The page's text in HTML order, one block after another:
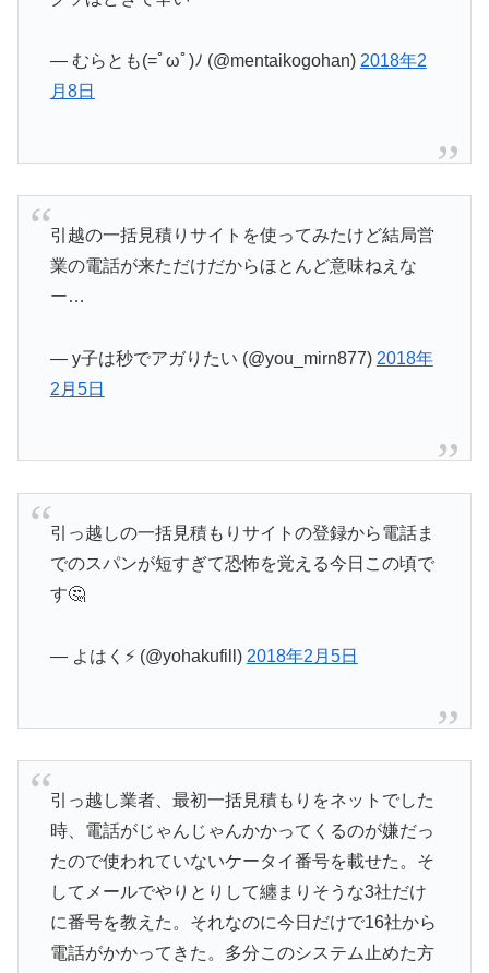
— むらとも(=ﾟωﾟ)ﾉ (@mentaikogohan) 2018年2
月8日
引越の一括見積りサイトを使ってみたけど結局営
業の電話が来ただけだからほとんど意味ねえな
ー…
— y子は秒でアガりたい (@you_mirn877) 2018年
2月5日
引っ越しの一括見積もりサイトの登録から電話ま
でのスパンが短すぎて恐怖を覚える今日この頃で
す🤔
— よはく⚡ (@yohakufill) 2018年2月5日
引っ越し業者、最初一括見積もりをネットでした
時、電話がじゃんじゃんかかってくるのが嫌だっ
たので使われていないケータイ番号を載せた。そ
してメールでやりとりして纏まりそうな3社だけ
に番号を教えた。それなのに今日だけで16社から
電話がかかってきた。多分このシステム止めた方